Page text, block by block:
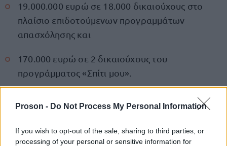
Proson - Do Not Process My Personal Information
If you wish to opt-out of the sale, sharing to third parties, or
processing of your personal or sensitive information for
19.000.000 ευρώ σε 18.000 δικαιούχους στο
πλαίσιο επιδοτούμενων προγραμμάτων
απασχόλησης και
170.000 ευρώ σε 2 δικαιούχους του
προγράμματος «Σπίτι μου».
μόνο 2 ημέρες στα χέρια σας